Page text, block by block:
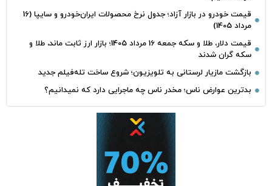
قیمت خودرو در بازار آزاد؛ جدول نرخ محصولات ایران‌خودرو و سایپا (16
مرداد 1405)
قیمت دلار، طلا و سکه جمعه 16 مرداد 1405؛ بازار ارز ثابت ماند، طلا و
سکه گران شدند
بازگشت مازیار لرستانی به تلویزیون؛ شروع ساخت تله‌فیلم جدید
بدترین عوارض ناس؛ مخدر ناس چه ماجرایی دارد که نمیدانیم؟